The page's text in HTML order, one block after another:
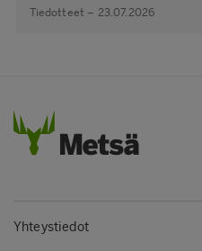
Tiedotteet – 23.07.2026
Yhteystiedot